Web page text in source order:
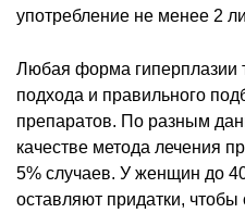
употребление не менее 2
Любая форма гиперплазии
подхода и правильного
препаратов. По разным
качестве метода лечения
5% случаев. У женщин до
оставляют придатки, чтобы